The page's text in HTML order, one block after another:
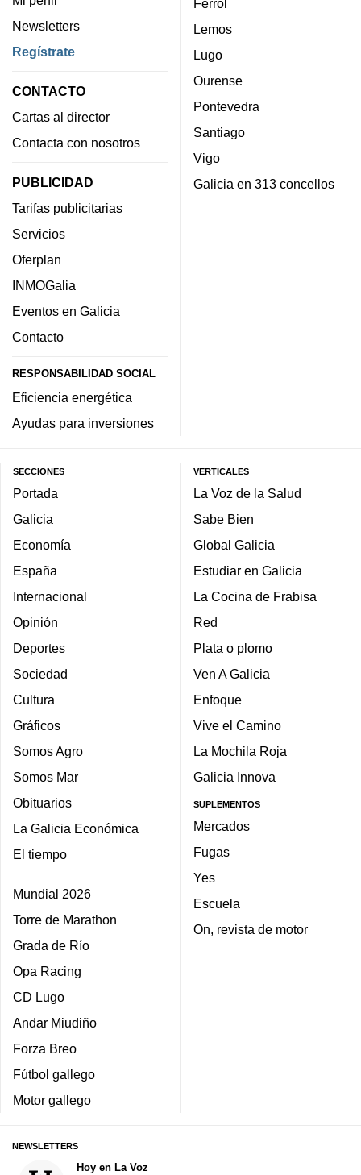
Newsletters
Regístrate
CONTACTO
Cartas al director
Contacta con nosotros
PUBLICIDAD
Tarifas publicitarias
Servicios
Oferplan
INMOGalia
Eventos en Galicia
Contacto
RESPONSABILIDAD SOCIAL
Eficiencia energética
Ayudas para inversiones
Ferrol
Lemos
Lugo
Ourense
Pontevedra
Santiago
Vigo
Galicia en 313 concellos
SECCIONES
Portada
Galicia
Economía
España
Internacional
Opinión
Deportes
Sociedad
Cultura
Gráficos
Somos Agro
Somos Mar
Obituarios
La Galicia Económica
El tiempo
Mundial 2026
Torre de Marathon
Grada de Río
Opa Racing
CD Lugo
Andar Miudiño
Forza Breo
Fútbol gallego
Motor gallego
VERTICALES
La Voz de la Salud
Sabe Bien
Global Galicia
Estudiar en Galicia
La Cocina de Frabisa
Red
Plata o plomo
Ven A Galicia
Enfoque
Vive el Camino
La Mochila Roja
Galicia Innova
SUPLEMENTOS
Mercados
Fugas
Yes
Escuela
On, revista de motor
NEWSLETTERS
Hoy en La Voz